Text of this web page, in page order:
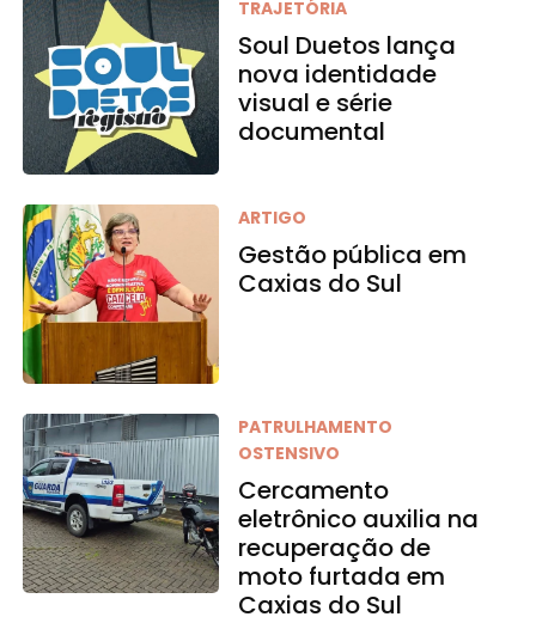
TRAJETÓRIA
Soul Duetos lança
nova identidade
visual e série
documental
ARTIGO
Gestão pública em
Caxias do Sul
PATRULHAMENTO
OSTENSIVO
Cercamento
eletrônico auxilia na
recuperação de
moto furtada em
Caxias do Sul